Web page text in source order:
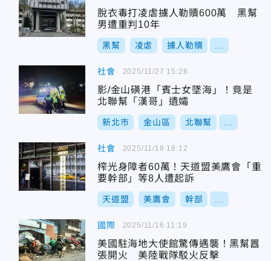
脫衣毒打凌虐擄人勒贖600萬 黑幫
男遭重判10年
黑幫 凌虐 擄人勒贖
社會
影/金山磺港「賓士女墜海」！竟是
北聯幫「漢哥」遺孀
新北市 金山區 北聯幫
2025/11/27 15:28
社會
榨光身障者60萬！天道盟美鷹會「重
要幹部」等8人遭起訴
天道盟 美鷹會 幹部
2025/11/18 18:12
國際
美國駐海地大使館驚傳遇襲！黑幫囂
張開火 美陸戰隊駁火反擊
2025/11/16 11:19